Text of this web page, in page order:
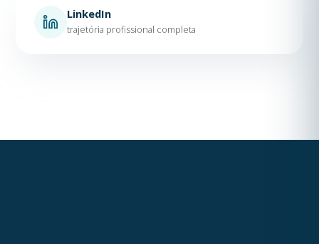
LinkedIn
trajetória profissional completa